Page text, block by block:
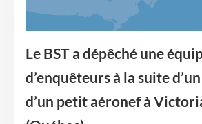
Le BST a dépêché une
d’enquêteurs à la suite
d’un petit aéronef à